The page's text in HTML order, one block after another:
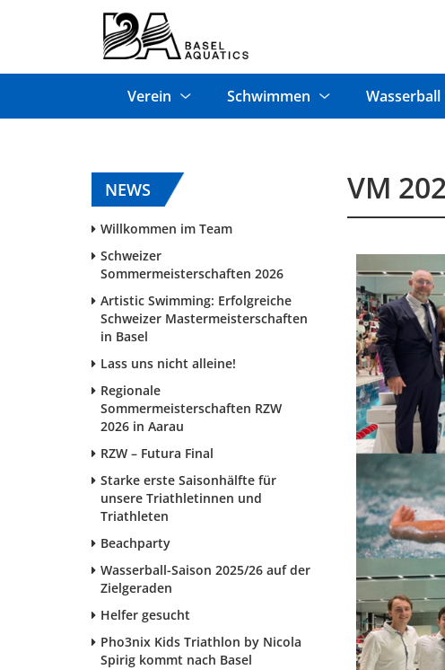
Verein Schwimmen Wasserball
NEWS
Willkommen im Team
Schweizer
Sommermeisterschaften 2026
Artistic Swimming: Erfolgreiche
Schweizer Mastermeisterschaften
in Basel
Lass uns nicht alleine!
Regionale
Sommermeisterschaften RZW
2026 in Aarau
RZW – Futura Final
Starke erste Saisonhälfte für
unsere Triathletinnen und
Triathleten
Beachparty
Wasserball-Saison 2025/26 auf der
Zielgeraden
Helfer gesucht
Pho3nix Kids Triathlon by Nicola
Spirig kommt nach Basel
VM